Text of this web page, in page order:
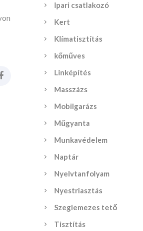
Ipari csatlakozó
Kert
Klímatisztítás
kőműves
Linképítés
Masszázs
Mobilgarázs
Műgyanta
Munkavédelem
Naptár
Nyelvtanfolyam
Nyestriasztás
Szeglemezes tető
Tisztítás